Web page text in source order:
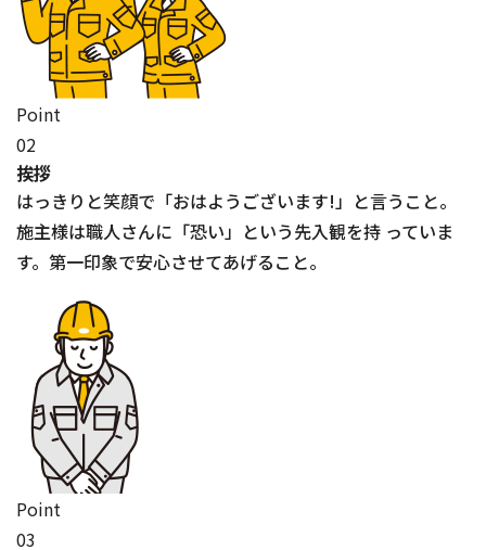
Point
02
挨拶
はっきりと笑顔で「おはようございます!」と言うこと。
施主様は職人さんに「恐い」という先入観を持 っていま
す。第一印象で安心させてあげること。
Point
03